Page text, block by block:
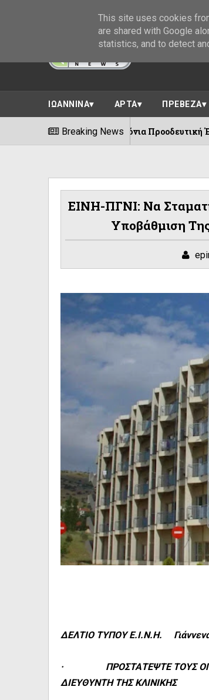
ΙΩΑΝΝΙΝΑ ΑΡΤΑ ΠΡΕΒΕΖΑ
Breaking News
100 χρόνια Προοδευτική Ένωση
ΕΙΝΗ-ΠΓΝΙ: Να
Υποβάθμιση
ΔΕΛΤΙΟ ΤΥΠΟΥ Ε.Ι.Ν.Η.
· ΠΡΟΣΤΑΤΕΨΤΕ ΤΟΥΣ
ΔΙΕΥΘΥΝΤΗ ΤΗΣ ΚΛΙΝΙΚΗΣ
This site uses cookies
are shared with Google
statistics, and to detect